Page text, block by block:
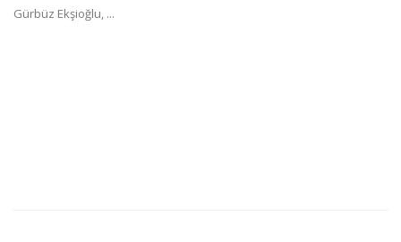
Gürbüz Ekşioğlu, ...